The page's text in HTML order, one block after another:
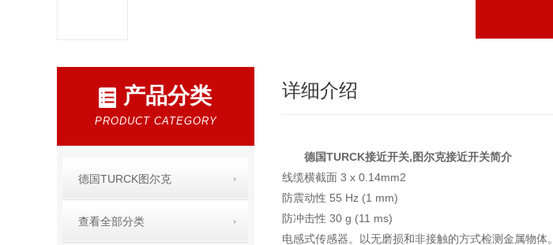
产品分类
PRODUCT CATEGORY
德国TURCK图尔克
查看全部分类
详细介绍
德国TURCK接近开关,图尔克接近开关简介
线缆横截面 3 x 0.14mm2
防震动性 55 Hz (1 mm)
防冲击性 30 g (11 ms)
电感式传感器。以无磨损和非接触的方式检测金属物体。